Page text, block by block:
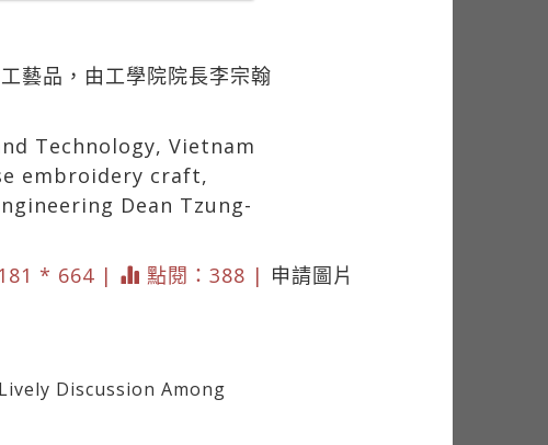
藝品，由工學院院長李宗翰
Technology, Vietnam
embroidery craft,
Dean Tzung-
* 664 |
點閱：388 | 申請圖片
Discussion Among